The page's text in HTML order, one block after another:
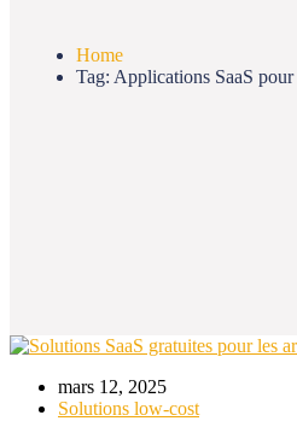
Home
Tag: Applications SaaS pour
mars 12, 2025
Solutions low-cost